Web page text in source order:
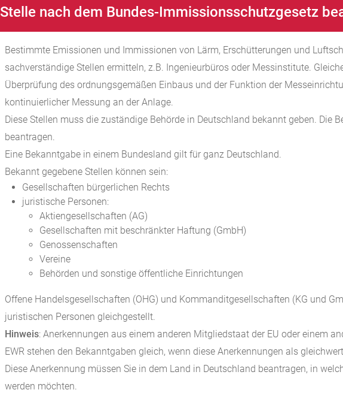
Stelle nach dem Bundes-Immissionsschutzgesetz
Bestimmte Emissionen und Immissionen von Lärm, Erschütterungen und
sachverständige Stellen ermitteln, z.B. Ingenieurbüros oder Messinstitute .
Überprüfung des ordnungsgemäßen Einbaus und der Funktion der
kontinuierlicher Messung an der Anlage.
Diese Stellen muss die zuständige Behörde in Deutschland bekannt geben. Die
beantragen.
Eine Bekanntgabe in einem Bundesland gilt für ganz Deutschland.
Bekannt gegebene Stellen können sein:
Gesellschaften bürgerlichen Rechts
juristische Personen:
Aktiengesellschaften (AG)
Gesellschaften mit beschränkter Haftung (GmbH)
Genossenschaften
Vereine
Behörden und sonstige öffentliche Einrichtungen
Offene Handelsgesellschaften (OHG) und Kommanditgesellschaften (KG und
juristischen Personen gleichgestellt.
Hinweis: Anerkennungen aus einem anderen Mitgliedstaat der EU oder einem
EWR stehen den Bekanntgaben gleich, wenn diese Anerkennungen als
Diese Anerkennung müssen Sie in dem Land in Deutschland beantragen, in
werden möchten.